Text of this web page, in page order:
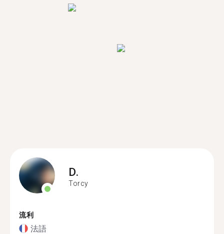
D.
Torcy
流利
法語